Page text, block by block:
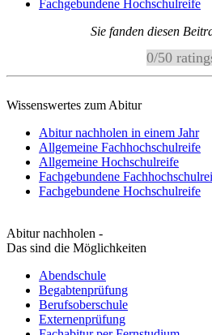
Fachgebundene Hochschulreife
Sie fanden diesen
0/50
Wissenswertes zum Abitur
Abitur nachholen in einem Jahr
Allgemeine Fachhochschulreife
Allgemeine Hochschulreife
Fachgebundene
Fachgebundene Hochschulreife
Abitur nachholen -
Das sind die Möglichkeiten
Abendschule
Begabtenprüfung
Berufsoberschule
Externenprüfung